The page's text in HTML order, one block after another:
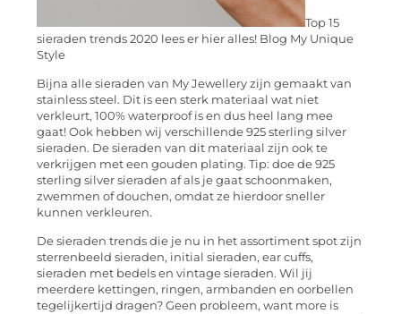
Top 15
sieraden trends 2020 lees er hier alles! Blog My Unique
Style
Bijna alle sieraden van My Jewellery zijn gemaakt van
stainless steel. Dit is een sterk materiaal wat niet
verkleurt, 100% waterproof is en dus heel lang mee
gaat! Ook hebben wij verschillende 925 sterling silver
sieraden. De sieraden van dit materiaal zijn ook te
verkrijgen met een gouden plating. Tip: doe de 925
sterling silver sieraden af als je gaat schoonmaken,
zwemmen of douchen, omdat ze hierdoor sneller
kunnen verkleuren.
De sieraden trends die je nu in het assortiment spot zijn
sterrenbeeld sieraden, initial sieraden, ear cuffs,
sieraden met bedels en vintage sieraden. Wil jij
meerdere kettingen, ringen, armbanden en oorbellen
tegelijkertijd dragen? Geen probleem, want more is